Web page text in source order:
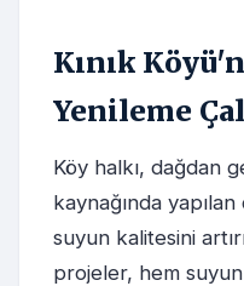
Kınık
Yenileme
Köy halkı, dağdan
kaynağında yapılan
suyun kalitesini
projeler, hem